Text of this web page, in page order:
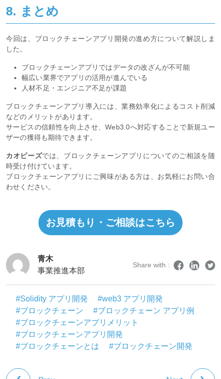
8. まとめ
今回は、ブロックチェーンアプリ開発の進め方について解説しま
した。
ブロックチェーンアプリではデータの改ざんが不可能
幅広い業界でアプリの活用が進んでいる
人材不足・エンジニア不足が課題
ブロックチェーンアプリ導入には、業務効率化によるコスト削減
などのメリットがあります。
サービスの信頼性を向上させ、Web3.0へ対応することで新規ユー
ザーの獲得も期待できます。
カオピーズでは、ブロックチェーンアプリについてのご相談を随
時受け付けています。
ブロックチェーンアプリにご興味がある方は、お気軽にお問い合
わせください。
お見積もり・ご相談はこちら
青木
事業推進本部
Share with :
#Solidity アプリ開発
#web3 アプリ開発
#ブロックチェーン
#ブロックチェーン アプリ例
#ブロックチェーンアプリメリット
#ブロックチェーンアプリ開発
#ブロックチェーンとは
#ブロックチェーン開発